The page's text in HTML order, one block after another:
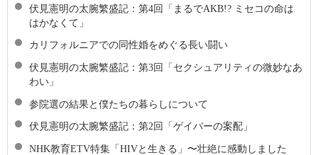
伏見憲明の太腕繁盛記：第4回「まるでAKB!? ミセコの命は
はかなくて」
カリフォルニアでの同性婚をめぐる長い闘い
伏見憲明の太腕繁盛記：第3回「セクシュアリティの微妙なあ
わい」
参院選の結果と僕たちの暮らしについて
伏見憲明の太腕繁盛記：第2回「ゲイバーの案配」
NHK教育ETV特集「HIVと生きる」〜壮絶に感動しました